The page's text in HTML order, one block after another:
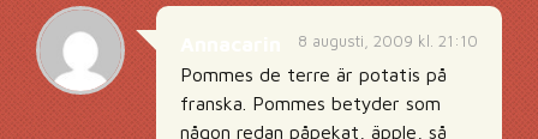
8 augusti, 2009 kl. 21:10
Pommes de terre är potatis på
franska. Pommes betyder som
någon redan påpekat, äpple, så